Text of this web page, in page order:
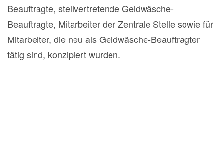
Beauftragte, stellvertretende Geldwäsche-
Beauftragte, Mitarbeiter der Zentrale Stelle sowie für
Mitarbeiter, die neu als Geldwäsche-Beauftragter
tätig sind, konzipiert wurden.